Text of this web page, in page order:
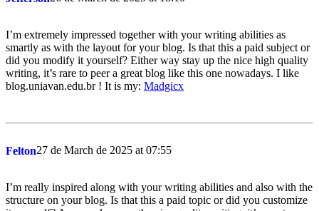
I’m extremely impressed together with your writing abilities as
smartly as with the layout for your blog. Is that this a paid subject or
did you modify it yourself? Either way stay up the nice high quality
writing, it’s rare to peer a great blog like this one nowadays. I like
blog.uniavan.edu.br ! It is my: Madgicx
Felton27 de March de 2025 at 07:55
I’m really inspired along with your writing abilities and also with the
structure on your blog. Is that this a paid topic or did you customize